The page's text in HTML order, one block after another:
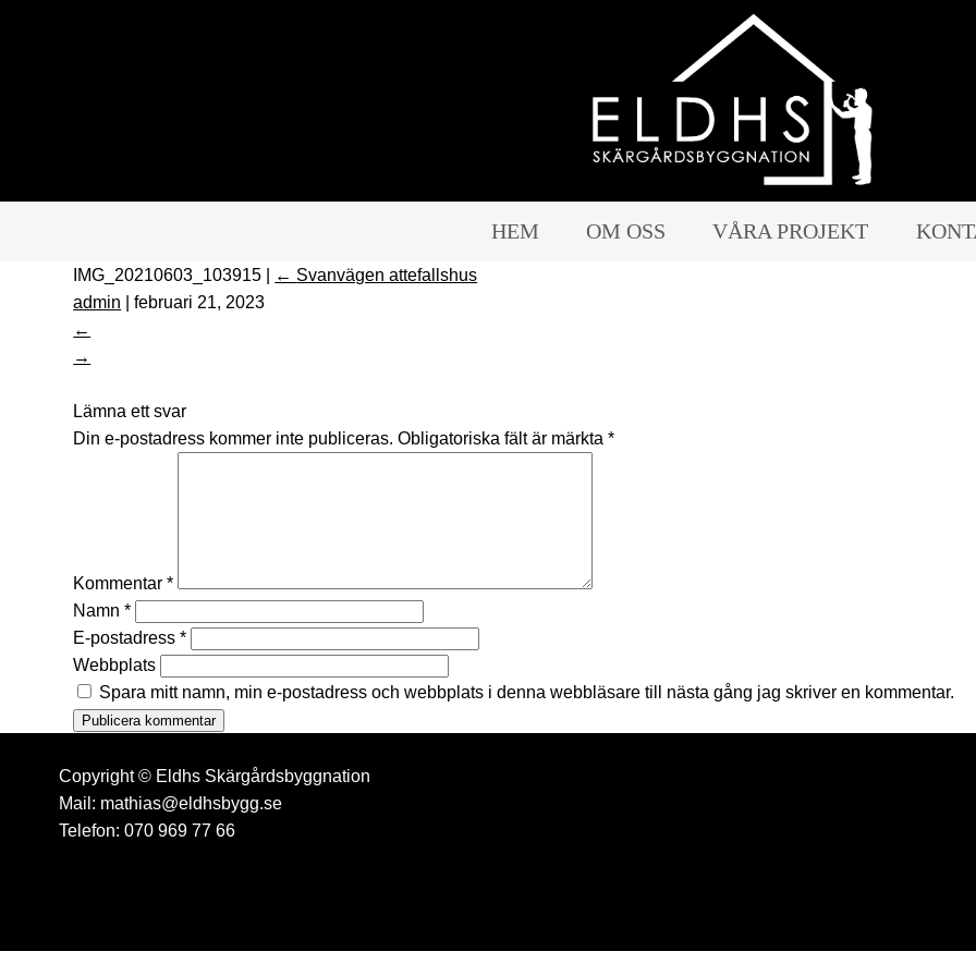
HEM OM OSS VÅRA PROJEKT
IMG_20210603_103915 ← Svanvägen attefallshus
admin
|februari 21, 2023
←
→
Lämna ett svar
Din e-postadress kommer inte publiceras. Obligatoriska fält är märkta*
Kommentar*
Namn*
E-postadress*
Webbplats
Spara mitt namn, min e-postadress och webbplats i denna webbläsare till nästa gång jag skriver en kommentar.
Copyright © Eldhs Skärgårdsbyggnation
Mail: mathias@eldhsbygg.se
Telefon: 070 969 77 66